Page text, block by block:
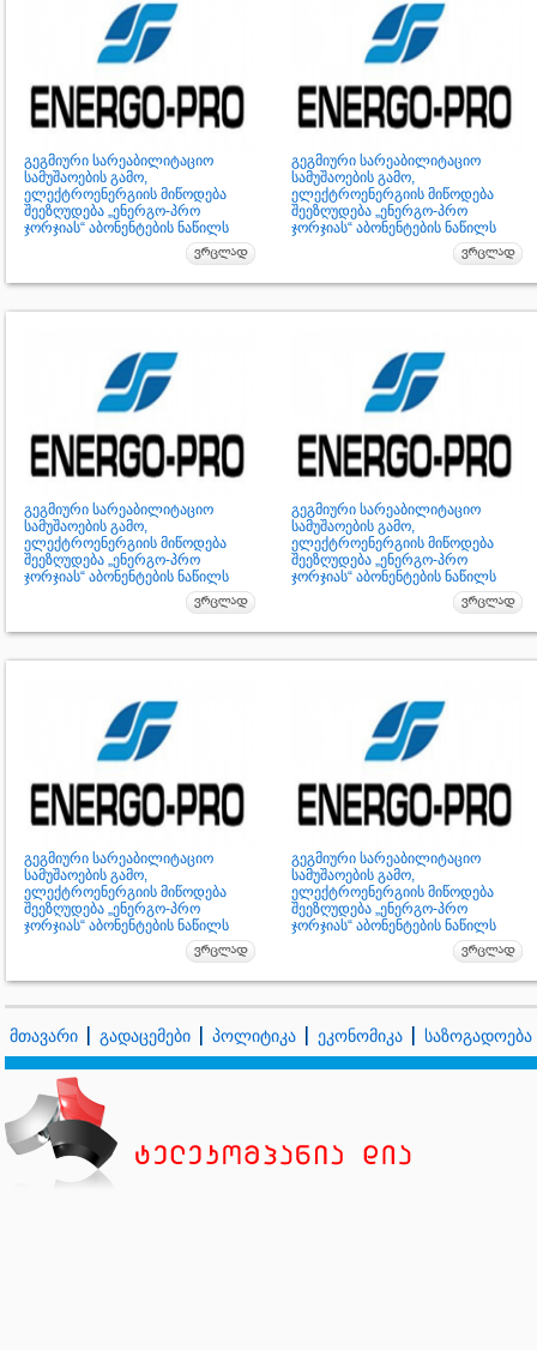
გეგმიური სარეაბილიტაციო
სამუშაოების გამო,
ელექტროენერგიის მიწოდება
შეეზღუდება „ენერგო-პრო
ჯორჯიას“ აბონენტების ნაწილს
გეგმიური სარეაბილიტაციო
სამუშაოების გამო,
ელექტროენერგიის მიწოდება
შეეზღუდება „ენერგო-პრო
ჯორჯიას“ აბონენტების ნაწილს
გეგმიური სარეაბილიტაციო
სამუშაოების გამო,
ელექტროენერგიის მიწოდება
შეეზღუდება „ენერგო-პრო
ჯორჯიას“ აბონენტების ნაწილს
გეგმიური სარეაბილიტაციო
სამუშაოების გამო,
ელექტროენერგიის მიწოდება
შეეზღუდება „ენერგო-პრო
ჯორჯიას“ აბონენტების ნაწილს
გეგმიური სარეაბილიტაციო
სამუშაოების გამო,
ელექტროენერგიის მიწოდება
შეეზღუდება „ენერგო-პრო
ჯორჯიას“ აბონენტების ნაწილს
გეგმიური სარეაბილიტაციო
სამუშაოების გამო,
ელექტროენერგიის მიწოდება
შეეზღუდება „ენერგო-პრო
ჯორჯიას“ აბონენტების ნაწილს
მთავარი გადაცემები პოლიტიკა ეკონომიკა საზოგადოება